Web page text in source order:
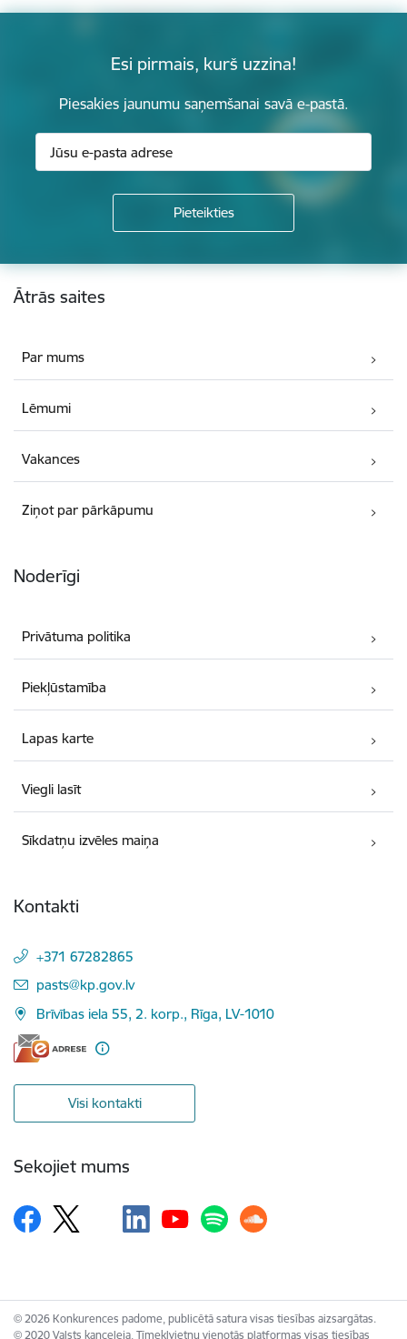
Esi pirmais, kurš uzzina!
Piesakies jaunumu saņemšanai savā e-pastā.
Kājene
Ātrās saites
Par mums
Lēmumi
Vakances
Ziņot par pārkāpumu
Noderīgi
Privātuma politika
Piekļūstamība
Lapas karte
Viegli lasīt
Sīkdatņu izvēles maiņa
Kontakti
+371 67282865
E-pasts:
pasts@kp.gov.lv
Brīvības iela 55, 2. korp., Rīga, LV-1010
Visi kontakti
Sekojiet mums
© 2026 Konkurences padome, publicētā satura visas tiesības aizsargātas.
© 2020 Valsts kanceleja, Tīmekļvietņu vienotās platformas visas tiesības